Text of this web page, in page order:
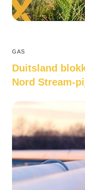
GAS
Duitsland
Nord Stream-